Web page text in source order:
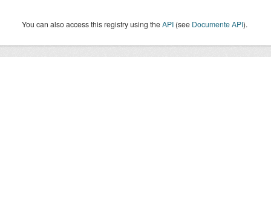
You can also access this registry using theAPI (see Documente API).